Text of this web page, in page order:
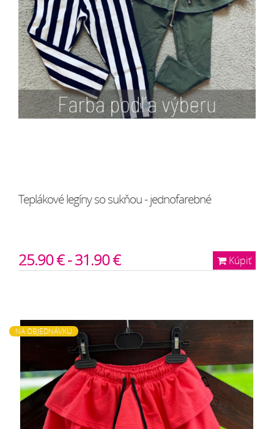
Teplákové legíny so sukňou - jednofarebné
Kúpiť
25.90 € - 31.90 €
NA OBJEDNÁVKU